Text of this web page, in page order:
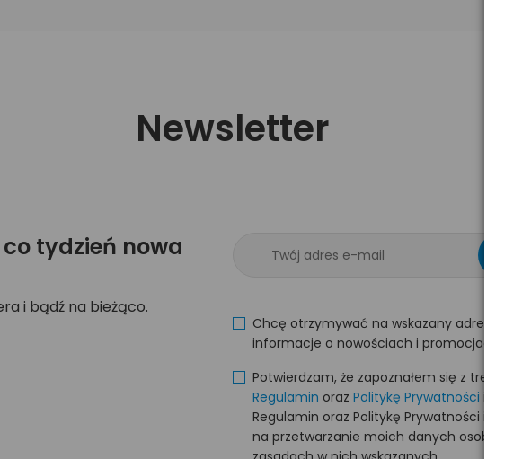
Newsletter
tydzień nowa
i bądź na bieżąco.
Chcę otrzymywać na wskazany adres e-mail
informacje o nowościach i promocjach na
Potwierdzam, że zapoznałem się z treścią i
Regulamin oraz Politykę Prywatności
Regulamin oraz Politykę Prywatności i
na przetwarzanie moich danych osobowych